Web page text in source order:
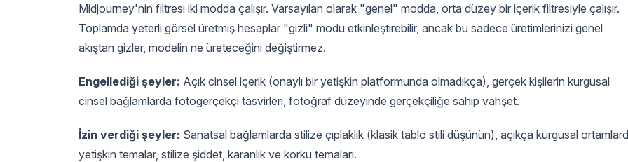
Midjourney'nin filtresi iki modda çalışır. Varsayılan olarak "genel" modda, orta düzey bir içerik filtresiyle çalışır.
Toplamda yeterli görsel üretmiş hesaplar "gizli" modu etkinleştirebilir, ancak bu sadece üretimlerinizi genel
akıştan gizler, modelin ne üreteceğini değiştirmez.
Engellediği şeyler: Açık cinsel içerik (onaylı bir yetişkin platformunda olmadıkça), gerçek kişilerin kurgusal
cinsel bağlamlarda fotogerçekçi tasvirleri, fotoğraf düzeyinde gerçekçiliğe sahip vahşet.
İzin verdiği şeyler: Sanatsal bağlamlarda stilize çıplaklık (klasik tablo stili düşünün), açıkça kurgusal
yetişkin temalar, stilize şiddet, karanlık ve korku temaları.